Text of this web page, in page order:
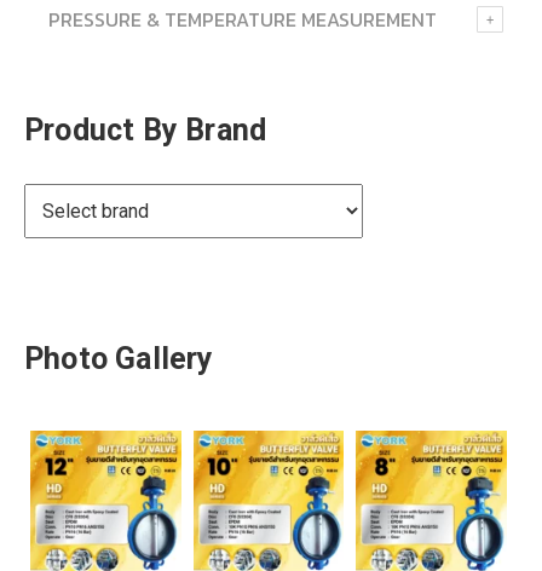
PRESSURE & TEMPERATURE MEASUREMENT
Product By Brand
Photo Gallery